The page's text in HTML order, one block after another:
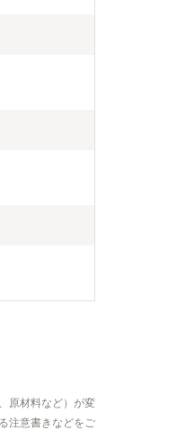
原材料など）が変
注意書きなどをご